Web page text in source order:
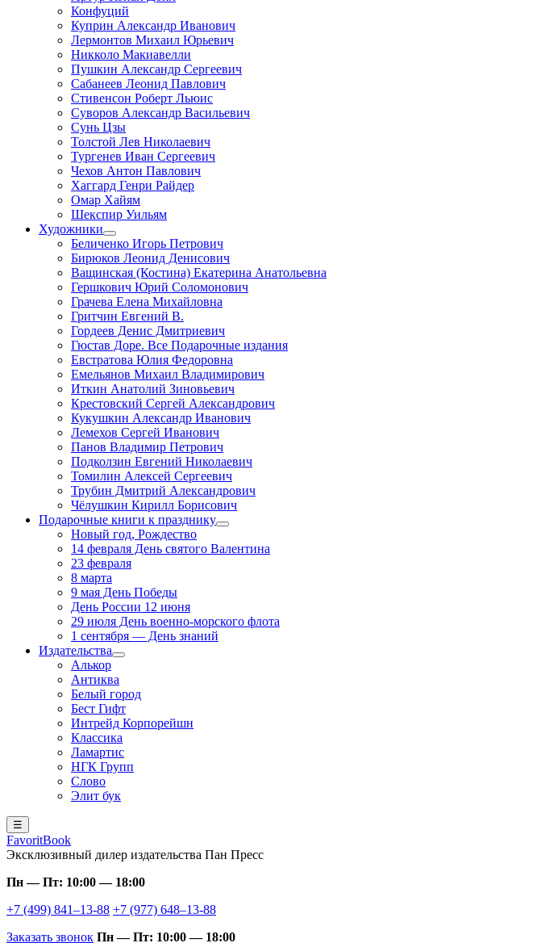
Конфуций
Куприн Александр Иванович
Лермонтов Михаил Юрьевич
Никколо Макиавелли
Пушкин Александр Сергеевич
Сабанеев Леонид Павлович
Стивенсон Роберт Льюис
Суворов Александр Васильевич
Сунь Цзы
Толстой Лев Николаевич
Тургенев Иван Сергеевич
Чехов Антон Павлович
Хаггард Генри Райдер
Омар Хайям
Шекспир Уильям
Художники
Беличенко Игорь Петрович
Бирюков Леонид Денисович
Ващинская (Костина) Екатерина Анатольевна
Гершкович Юрий Соломонович
Грачева Елена Михайловна
Гритчин Евгений В.
Гордеев Денис Дмитриевич
Гюстав Доре. Все Подарочные издания
Евстратова Юлия Федоровна
Емельянов Михаил Владимирович
Иткин Анатолий Зиновьевич
Крестовский Сергей Александрович
Кукушкин Александр Иванович
Лемехов Сергей Иванович
Панов Владимир Петрович
Подколзин Евгений Николаевич
Томилин Алексей Сергеевич
Трубин Дмитрий Александрович
Чёлушкин Кирилл Борисович
Подарочные книги к празднику
Новый год, Рождество
14 февраля День святого Валентина
23 февраля
8 марта
9 мая День Победы
День России 12 июня
29 июля День военно-морского флота
1 сентября — День знаний
Издательства
Алькор
Антиква
Белый город
Бест Гифт
Интрейд Корпорейшн
Классика
Ламартис
НГК Групп
Слово
Элит бук
☰
FavoritBook
Эксклюзивный дилер издательства Пан Пресс
Пн — Пт: 10:00 — 18:00
+7 (499) 841–13-88 +7 (977) 648–13-88
Заказать звонок Пн — Пт: 10:00 — 18:00